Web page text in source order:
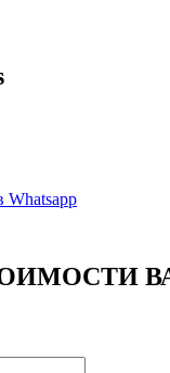
Whatsapp